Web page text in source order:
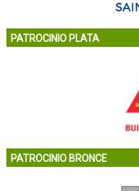
PATROCINIO PLATA
PATROCINIO BRONCE